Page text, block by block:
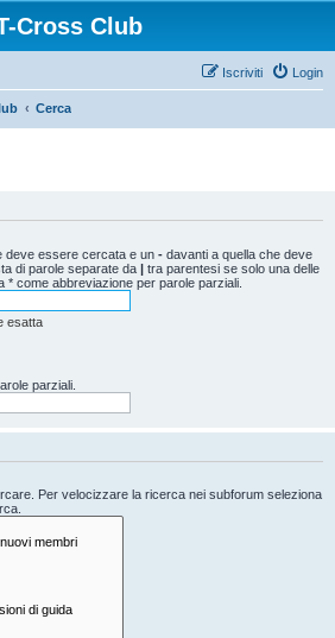
Cross Club
Login
Iscriviti
Cerca
deve essere cercata e un - davanti a quella che deve
di parole separate da | tra parentesi se solo una delle
come abbreviazione per parole parziali.
esatta
parziali.
Per velocizzare la ricerca nei subforum seleziona